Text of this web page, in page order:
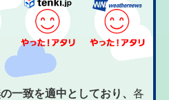
一致を適中としており、各